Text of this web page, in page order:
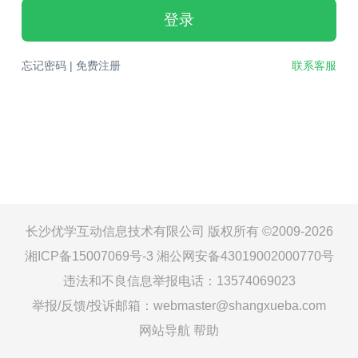
登录
忘记密码| 免费注册 联系客服
长沙优学互动信息技术有限公司 版权所有 ©2009-2026
湘ICP备15007069号-3 湘公网安备43019002000770号
违法和不良信息举报电话：13574069023
举报/反馈/投诉邮箱：webmaster@shangxueba.com
网站导航 帮助